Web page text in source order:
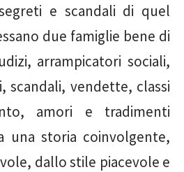
e scandali di quel
due famiglie bene di
arrampicatori sociali,
scandali, vendette, classi
amori e tradimenti
una storia coinvolgente,
dallo stile piacevole e